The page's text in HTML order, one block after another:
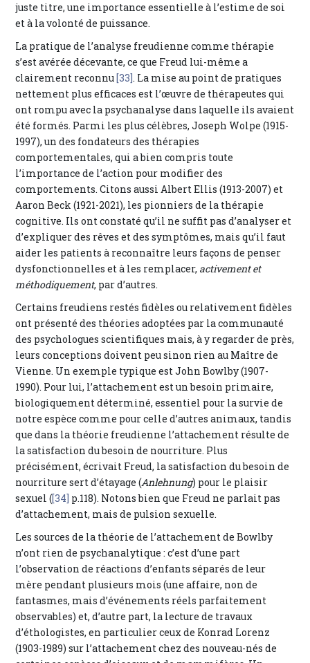
juste titre, une importance essentielle à l’estime de soi
et à la volonté de puissance.
La pratique de l’analyse freudienne comme thérapie
s’est avérée décevante, ce que Freud lui-même a
clairement reconnu[33]. La mise au point de pratiques
nettement plus efficaces est l’œuvre de thérapeutes qui
ont rompu avec la psychanalyse dans laquelle ils avaient
été formés. Parmi les plus célèbres, Joseph Wolpe (1915-
1997), un des fondateurs des thérapies
comportementales, qui a bien compris toute
l’importance de l’action pour modifier des
comportements. Citons aussi Albert Ellis (1913-2007) et
Aaron Beck (1921-2021), les pionniers de la thérapie
cognitive. Ils ont constaté qu’il ne suffit pas d’analyser et
d’expliquer des rêves et des symptômes, mais qu’il faut
aider les patients à reconnaître leurs façons de penser
dysfonctionnelles et à les remplacer, activement et
méthodiquement, par d’autres.
Certains freudiens restés fidèles ou relativement fidèles
ont présenté des théories adoptées par la communauté
des psychologues scientifiques mais, à y regarder de près,
leurs conceptions doivent peu sinon rien au Maître de
Vienne. Un exemple typique est John Bowlby (1907-
1990). Pour lui, l’attachement est un besoin primaire,
biologiquement déterminé, essentiel pour la survie de
notre espèce comme pour celle d’autres animaux, tandis
que dans la théorie freudienne l’attachement résulte de
la satisfaction du besoin de nourriture. Plus
précisément, écrivait Freud, la satisfaction du besoin de
nourriture sert d’étayage (Anlehnung) pour le plaisir
sexuel ([34] p.118). Notons bien que Freud ne parlait pas
d’attachement, mais de pulsion sexuelle.
Les sources de la théorie de l’attachement de Bowlby
n’ont rien de psychanalytique : c’est d’une part
l’observation de réactions d’enfants séparés de leur
mère pendant plusieurs mois (une affaire, non de
fantasmes, mais d’événements réels parfaitement
observables) et, d’autre part, la lecture de travaux
d’éthologistes, en particulier ceux de Konrad Lorenz
(1903-1989) sur l’attachement chez des nouveau-nés de